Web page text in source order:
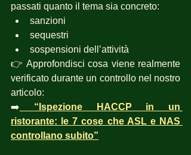
passati quanto il tema sia concreto:
sanzioni
sequestri
sospensioni dell’attività
👉 Approfondisci cosa viene realmente
verificato durante un controllo nel nostro
articolo:
➡️
“Ispezione HACCP in un
ristorante: le 7 cose che ASL e NAS
controllano subito”